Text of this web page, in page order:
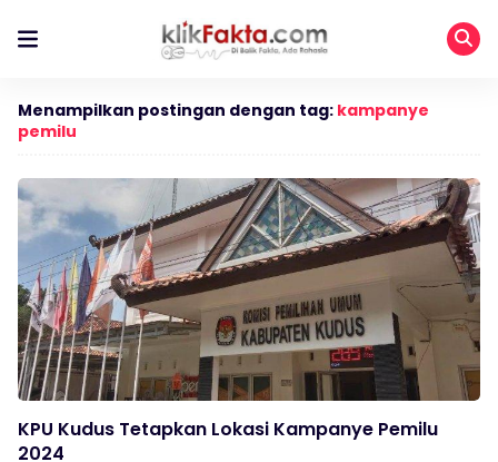
Menampilkan postingan dengan tag: kampanye
pemilu
KPU Kudus Tetapkan Lokasi Kampanye Pemilu
2024